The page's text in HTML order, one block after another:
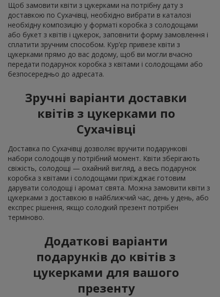
Щоб замовити квіти з цукерками на потрібну дату з
доставкою по Сухачівці, необхідно вибрати в каталозі
необхідну композицію у форматі коробка з солодощами
або букет з квітів і цукерок, заповнити форму замовлення і
сплатити зручним способом. Кур’єр привезе квіти з
цукерками прямо до вас додому, щоб ви могли вчасно
передати подарунок коробка з квітами і солодощами або
безпосередньо до адресата.
Зручні варіанти доставки
квітів з цукерками по
Сухачівці
Доставка по Сухачівці дозволяє вручити подарункові
набори солодощів у потрібний момент. Квіти зберігають
свіжість, солодощі — охайний вигляд, а весь подарунок
коробка з квітами і солодощами приїжджає готовим
дарувати солодощі і аромат свята. Можна замовити квіти з
цукерками з доставкою в найближчий час, день у день, або
експрес рішення, якщо солодкий презент потрібен
терміново.
Додаткові варіанти
подарунків до квітів з
цукерками для вашого
презенту